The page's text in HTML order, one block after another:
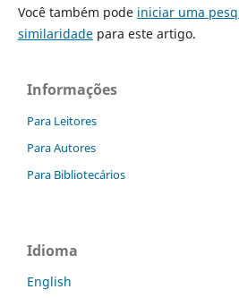
Você também pode iniciar uma
similaridadepara este artigo.
Informações
Para Leitores
Para Autores
Para Bibliotecários
Idioma
English